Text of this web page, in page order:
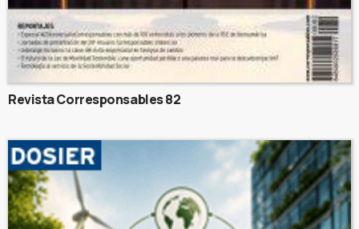
Revista Corresponsables 82